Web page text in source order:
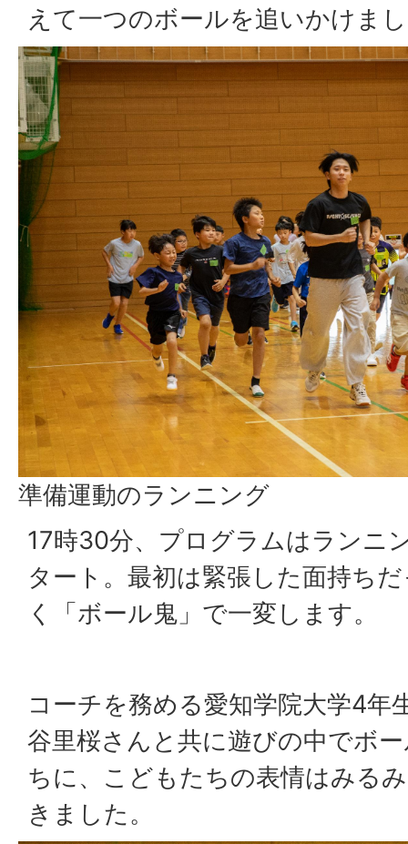
えて一つのボールを追いかけま
準備運動のランニング
17時30分、プログラムはランニ
タート。最初は緊張した面持ち
く「ボール鬼」で一変します。
コーチを務める愛知学院大学4年
谷里桜さんと共に遊びの中でボ
ちに、こどもたちの表情はみる
きました。